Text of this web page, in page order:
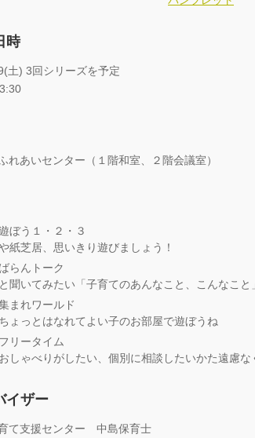
時
土) 3回シリーズを予定
れあいセンター（１階和室、２階会議室）
ぼう１・２・３
紙芝居、思いきり遊びましょう！
らんトーク
聞いてみたい「子育てのあんなこと、こんなこと」
まれワールド
ょっとはなれてよい子のお部屋で遊ぼうね
リータイム
しゃべりがしたい、個別に相談したいかた遠慮な
イザー
育て支援センター 中島保育士